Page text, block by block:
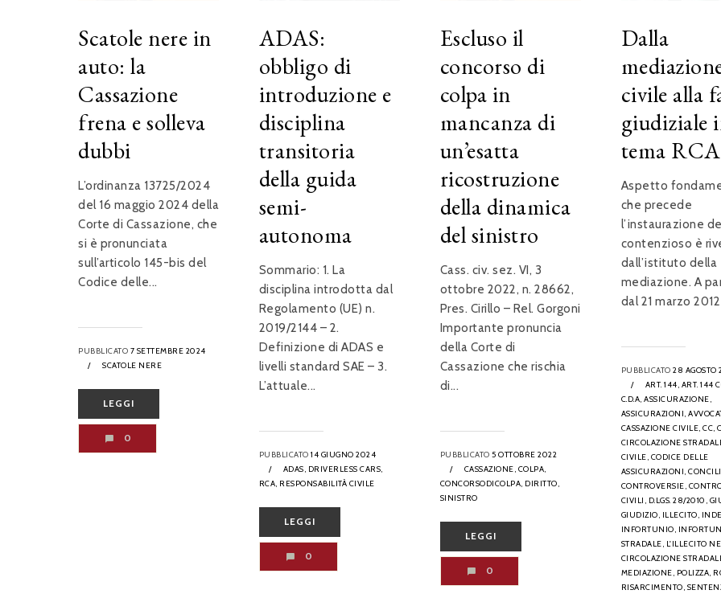
Scatole nere in
auto: la
Cassazione
frena e solleva
dubbi
L’ordinanza 13725/2024
del 16 maggio 2024 della
Corte di Cassazione, che
si è pronunciata
sull’articolo 145-bis del
Codice delle...
PUBBLICATO 7 SETTEMBRE 2024
/
SCATOLE NERE
LEGGI
0
ADAS:
obbligo di
introduzione e
disciplina
transitoria
della guida
semi-
autonoma
Sommario: 1. La
disciplina introdotta dal
Regolamento (UE) n.
2019/2144 – 2.
Definizione di ADAS e
livelli standard SAE – 3.
L’attuale...
PUBBLICATO14 GIUGNO 2024
/
ADAS, DRIVERLESS CARS,
RCA, RESPONSABILITÀ CIVILE
LEGGI
0
Escluso il
concorso di
colpa in
mancanza di
un’esatta
ricostruzione
della dinamica
del sinistro
Cass. civ. sez. VI, 3
ottobre 2022, n. 28662,
Pres. Cirillo – Rel. Gorgoni
Importante pronuncia
della Corte di
Cassazione che rischia
di...
PUBBLICATO5 OTTOBRE 2022
/
CASSAZIONE, COLPA,
CONCORSODICOLPA, DIRITTO,
SINISTRO
LEGGI
0
Dalla
civile alla
giudiziale
tema RCA
Aspetto
che precede
l’instaurazione
contenzioso è
dall’istituto della
mediazione. A
dal 21 marzo 2012
PUBBLICATO28 AGOSTO
/
ART. 144, ART. 144
C.D.A, ASSICURAZIONE,
ASSICURAZIONI,
CASSAZIONE CIVILE, CC,
CIRCOLAZIONE
CIVILE, CODICE DELLE
ASSICURAZIONI,
CONTROVERSIE,
CIVILI, D.LGS. 28/2010,
GIUDIZIO, ILLECITO,
INFORTUNIO,
STRADALE, L'ILLECITO
CIRCOLAZIONE
MEDIAZIONE, POLIZZA,
RISARCIMENTO,